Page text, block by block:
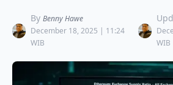
By Benny Hawe
December 18, 2025 | 11:24
WIB
WIB